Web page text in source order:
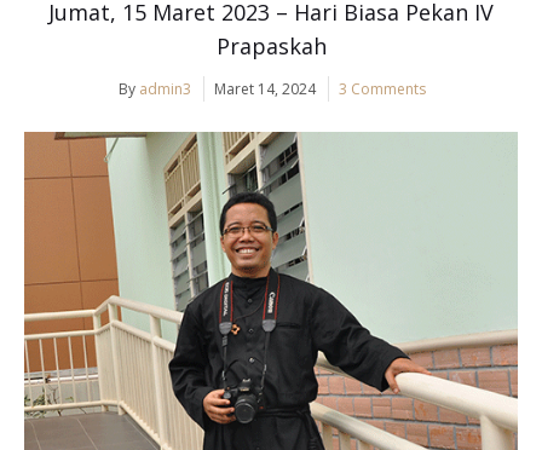
Jumat, 15 Maret 2023 – Hari Biasa Pekan IV
Prapaskah
By admin3 Maret 14, 2024 3 Comments